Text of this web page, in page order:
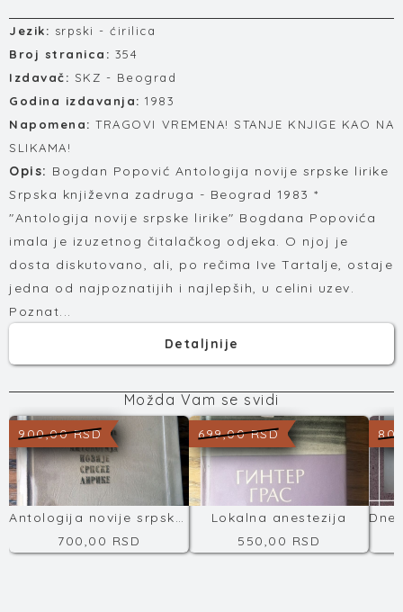
Jezik: srpski - ćirilica
Broj stranica: 354
Izdavač: SKZ - Beograd
Godina izdavanja: 1983
Napomena: TRAGOVI VREMENA! STANJE KNJIGE KAO NA
SLIKAMA!
Opis: Bogdan Popović Antologija novije srpske lirike
Srpska književna zadruga - Beograd 1983 *
"Antologija novije srpske lirike" Bogdana Popovića
imala je izuzetnog čitalačkog odjeka. O njoj je
dosta diskutovano, ali, po rečima Ive Tartalje, ostaje
jedna od najpoznatijih i najlepših, u celini uzev.
Poznat...
Detaljnije
Možda Vam se svidi
900,00 RSD
Antologija novije srpske književnosti
700,00 RSD
699,00 RSD
Lokalna anestezija
550,00 RSD